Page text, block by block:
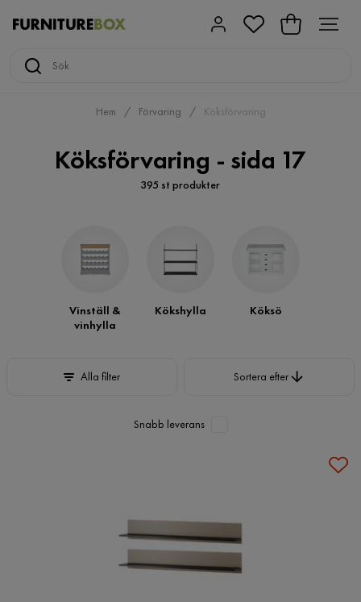
Hem Förvaring Köksförvaring
Köksförvaring - sida 17
395 st produkter
Vinställ &
vinhylla
Kökshylla Köksö
Alla filter Sortera efter
Snabb leverans